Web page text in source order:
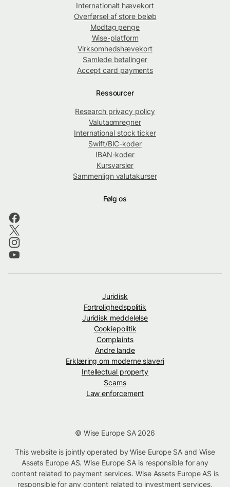
Internationalt hævekort
Overførsel af store beløb
Modtag penge
Wise-platform
Virksomhedshævekort
Samlede betalinger
Accept card payments
Ressourcer
Research privacy policy
Valutaomregner
International stock ticker
Swift/BIC-koder
IBAN-koder
Kursvarsler
Sammenlign valutakurser
Følg os
Juridisk
Fortrolighedspolitik
Juridisk meddelelse
Cookiepolitik
Complaints
Andre lande
Erklæring om moderne slaveri
Intellectual property
Scams
Law enforcement
© Wise Europe SA 2026
This website is jointly operated by Wise Europe SA and Wise
Assets Europe AS. Wise Europe SA is responsible for any
content related to payment services. Wise Assets Europe AS is
responsible for any content related to investment services,